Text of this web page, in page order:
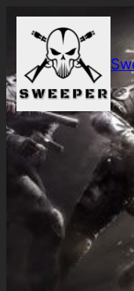
Sari
conținut